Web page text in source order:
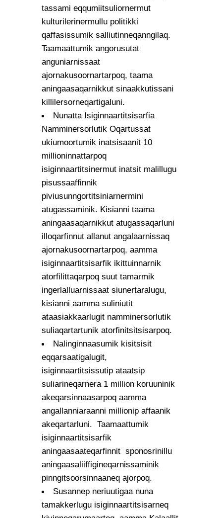
tassami eqqumiitsuliornermut
kulturilerinermullu politikki
qaffasissumik salliutinneqanngilaq.
Taamaattumik angorusutat
anguniarnissaat
ajornakusoornartarpoq, taama
aningaasaqarnikkut sinaakkutissani
killilersorneqartigaluni.
Nunatta Isiginnaartitsisarfia
Namminersorlutik Oqartussat
ukiumoortumik inatsisaanit 10
millioninnattarpoq
isiginnaartitsinermut inatsit malillugu
pisussaaffinnik
piviusunngortitsiniarnermini
atugassaminik. Kisianni taama
aningaasaqarnikkut atugassaqarluni
illoqarfinnut allanut angalaarnissaq
ajornakusoornartarpoq, aamma
isiginnaartitsisarfik ikittuinnarnik
atorfilittaqarpoq suut tamarmik
ingerlalluarnissaat siunertaralugu,
kisianni aamma suliniutit
ataasiakkaarlugit namminersorlutik
suliaqartartunik atorfinitsitsisarpoq.
Nalinginnaasumik kisitsisit
eqqarsaatigalugit,
isiginnaartitsissutip ataatsip
suliarineqarnera 1 million koruuninik
akeqarsinnaasarpoq aamma
angallanniaraanni millionip affaanik
akeqartarluni. Taamaattumik
isiginnaartitsisarfik
aningaasaateqarfinnit sponosrinillu
aningaasaliiffigineqarnissaminik
pinngitsoorsinnaaneq ajorpoq.
Susannep neriuutigaa nuna
tamakkerlugu isiginnaartitsisarneq